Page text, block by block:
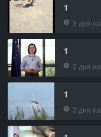
1
3 дня
1
3 дня
1
3 дня